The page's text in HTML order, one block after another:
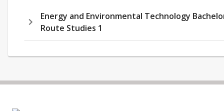
Energy and Environmental Technology
Route Studies 1